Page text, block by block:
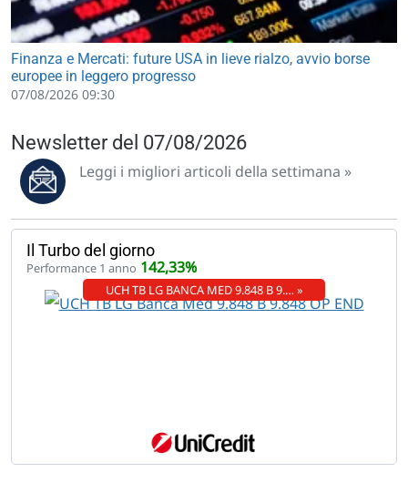
Finanza e Mercati: future USA in lieve rialzo, avvio borse
europee in leggero progresso
07/08/2026 09:30
Newsletter del 07/08/2026
Leggi i migliori articoli della settimana »
Il Turbo del giorno
Performance 1 anno 142,33%
UCH TB LG BANCA MED 9.848 B 9.… »